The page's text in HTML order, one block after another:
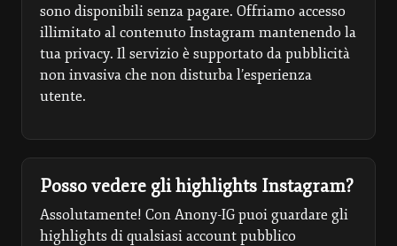
sono disponibili senza pagare. Offriamo accesso
illimitato al contenuto Instagram mantenendo la
tua privacy. Il servizio è supportato da pubblicità
non invasiva che non disturba l’esperienza
utente.
Posso vedere gli highlights Instagram?
Assolutamente! Con Anony-IG puoi guardare gli
highlights di qualsiasi account pubblico